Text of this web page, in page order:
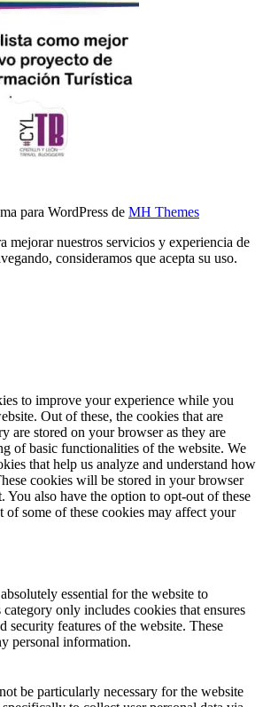
para WordPress de MH Themes
mejorar nuestros servicios y experiencia de
consideramos que acepta su uso.
to improve your experience while you
Out of these, the cookies that are
are stored on your browser as they are
of basic functionalities of the website. We
that help us analyze and understand how
cookies will be stored in your browser
You also have the option to opt-out of these
some of these cookies may affect your
essential for the website to
only includes cookies that ensures
security features of the website. These
personal information.
be particularly necessary for the website